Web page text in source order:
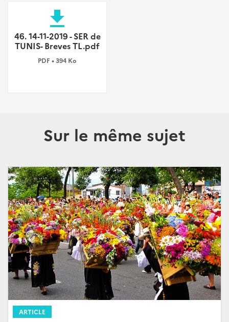
file_download
46. 14-11-2019 - SER de
TUNIS- Breves TL.pdf
PDF • 394 Ko
Sur le même sujet
ARTICLE